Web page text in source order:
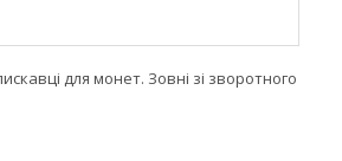
для монет. Зовні зі зворотного